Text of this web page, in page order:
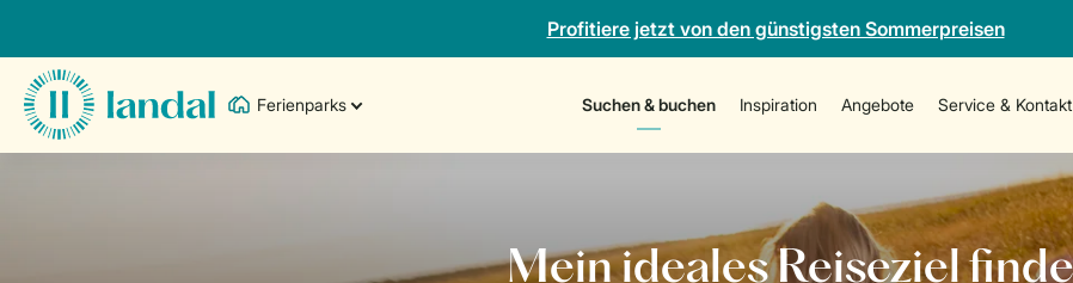
Profitiere jetzt von den günstigsten Sommerpreisen
Ferienparks Suchen & buchen Inspiration Angebote Service & Kontakt